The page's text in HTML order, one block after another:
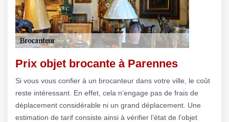
Prix objet brocante à Parennes
Si vous vous confier à un brocanteur dans votre ville, le coût
reste intéressant. En effet, cela n’engage pas de frais de
déplacement considérable ni un grand déplacement. Une
estimation de tarif consiste ainsi à vérifier l’état de l’objet